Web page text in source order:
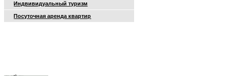
Индвивидуальный туризм
Посуточная аренда квартир